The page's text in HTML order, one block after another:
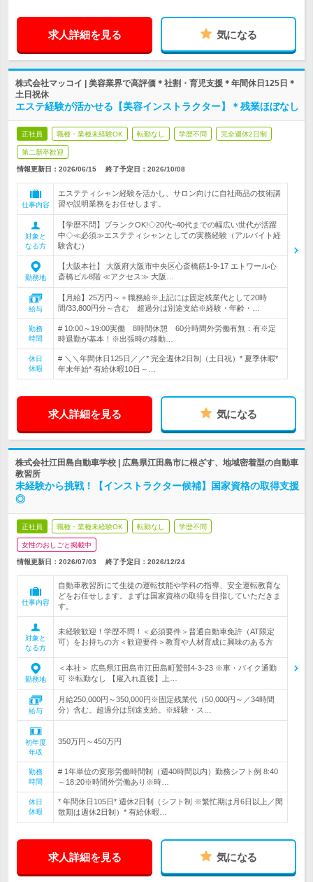
求人詳細を見る 気になる
株式会社マッコイ | 美容業界で高評価＊社割・育児支援＊年間休日125日＊
土日祝休
エステ経験が活かせる【美容インストラクター】＊残業ほぼなし
正社員 職種・業種未経験OK 転勤なし 学歴不問 完全週休2日制
第二新卒歓迎
情報更新日：2026/06/15 終了予定日： 2026/10/08
仕事内容
エステティシャン経験を活かし、サロン向けに自社商品の技術講
習や説明業務をお任せします。
対象と
なる方
【学歴不問】ブランクOK!◇20代~40代までの幅広い世代が活躍
中◇≪必須≫エステティシャンとしての実務経験（アルバイト経
験含む）
勤務地
【大阪本社】 大阪府大阪市中央区心斎橋筋1-9-17 エトワール心
斎橋ビル8階 ≪アクセス≫ 大阪…
給与
【月給】25万円～＋職務給※上記には固定残業代として20時
間/33,800円分～含む 超過分は別途支給※経験・年齢・…
勤務
時間
# 10:00～19:00実働 8時間休憩 60分時間外労働有無：有※定
時退勤が基本！※出張時の移動…
休日
休暇
# ＼＼年間休日125日／／* 完全週休2日制（土日祝）* 夏季休暇*
年末年始* 有給休暇10日～…
求人詳細を見る 気になる
株式会社江田島自動車学校 | 広島県江田島市に根ざす、地域密着型の自動車
教習所
未経験から挑戦！【インストラクター候補】国家資格の取得支援
◎
正社員 職種・業種未経験OK 転勤なし 学歴不問
女性のおしごと掲載中
情報更新日：2026/07/03 終了予定日： 2026/12/24
仕事内容
自動車教習所にて生徒の運転技能や学科の指導、安全運転教育な
どをお任せします。まずは国家資格の取得を目指していただきま
す。
対象と
なる方
未経験歓迎！学歴不問！＜必須要件＞普通自動車免許（AT限定
可）をお持ちの方＜歓迎要件＞教育や人材育成に興味のある方
勤務地
＜本社＞ 広島県江田島市江田島町鷲部4-3-23 ※車・バイク通勤
可 ※転勤なし 【雇入れ直後】上…
給与
月給250,000円～350,000円※固定残業代（50,000円～／34時間
分）含む。超過分は別途支給。※経験・ス…
初年度
年収
350万円～450万円
勤務
時間
# 1年単位の変形労働時間制（週40時間以内）勤務シフト例 8:40
～18:20※時間外労働あり※時…
休日
休暇
* 年間休日105日* 週休2日制（シフト制 ※繁忙期は月6日以上／閑
散期は週休2日制）* 有給休暇…
求人詳細を見る 気になる